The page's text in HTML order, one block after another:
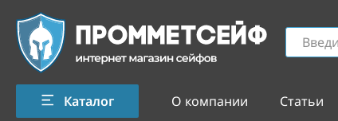
Каталог О компании Статьи